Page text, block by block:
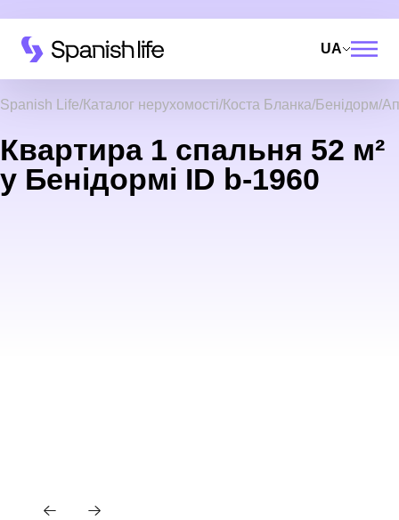
UA
Spanish Life Каталог нерухомості Коста Бланка Бенідорм
Квартира 1 спальня 52 м²
у Бенідормі ID b-1960